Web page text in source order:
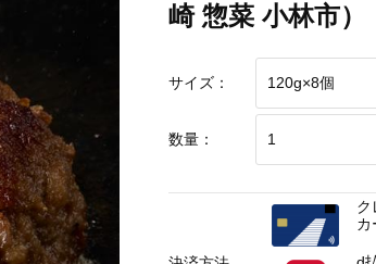
崎 惣菜 小林市）
サイズ：
数量：
ク
カ